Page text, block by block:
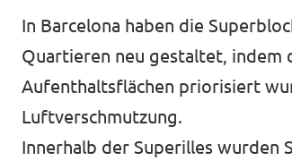
Impressum
Kontakt
In Barcelona haben die
Quartieren neu gestaltet, indem
Aufenthaltsflächen priorisiert
Luftverschmutzung.
Innerhalb der Superilles wurden